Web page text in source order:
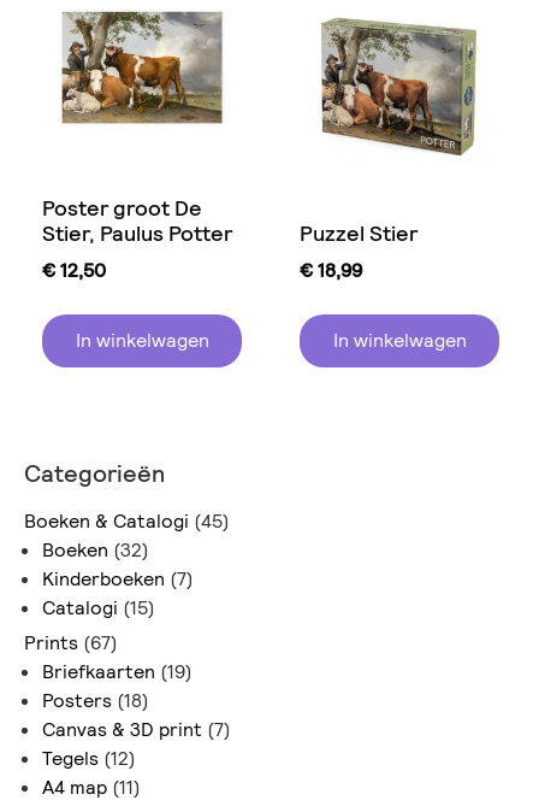
Categorieën
Boeken & Catalogi (45)
Boeken (32)
Kinderboeken (7)
Catalogi (15)
Prints (67)
Briefkaarten (19)
Posters (18)
Canvas & 3D print (7)
Tegels (12)
A4 map (11)
Poster groot De
Stier, Paulus Potter
€12,50
In winkelwagen
Puzzel Stier
€18,99
In winkelwagen